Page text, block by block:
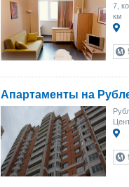
7,
км
Апартаменты на